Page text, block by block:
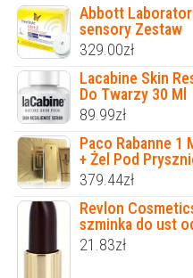
Abbott
sensory Zestaw
329.00zł
Lacabine Skin
Do Twarzy 30 Ml
89.99zł
Paco Rabanne 1
+ Żel Pod
379.44zł
Revlon
szminka do ust
21.83zł